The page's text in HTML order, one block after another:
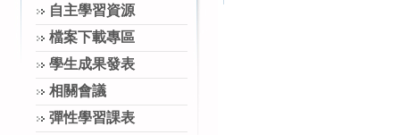
自主學習資源
檔案下載專區
學生成果發表
相關會議
彈性學習課表